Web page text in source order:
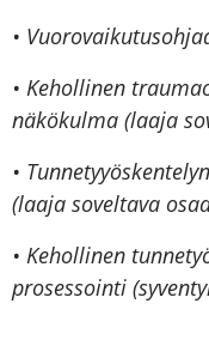
•
• Kehollinen
näkökulma (laaja
•
(laaja soveltava
• Kehollinen
prosessointi